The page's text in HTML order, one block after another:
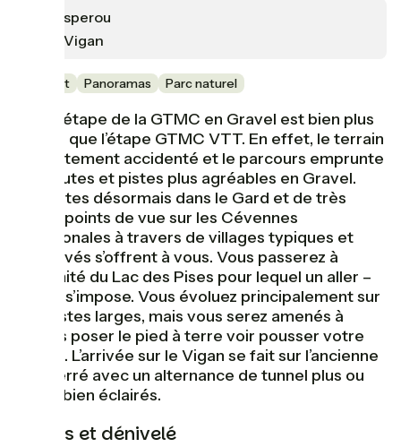
L'Esperou
Le Vigan
En forêt Panoramas Parc naturel
Cette étape de la GTMC en Gravel est bien plus
longue que l’étape GTMC VTT. En effet, le terrain
est fortement accidenté et le parcours emprunte
des routes et pistes plus agréables en Gravel.
Vous êtes désormais dans le Gard et de très
beaux points de vue sur les Cévennes
méridionales à travers de villages typiques et
préservés s’offrent à vous. Vous passerez à
proximité du Lac des Pises pour lequel un aller –
retour s’impose. Vous évoluez principalement sur
des pistes larges, mais vous serez amenés à
parfois poser le pied à terre voir pousser votre
Gravel. L’arrivée sur le Vigan se fait sur l’ancienne
voie ferré avec un alternance de tunnel plus ou
moins bien éclairés.
Pentes et dénivelé